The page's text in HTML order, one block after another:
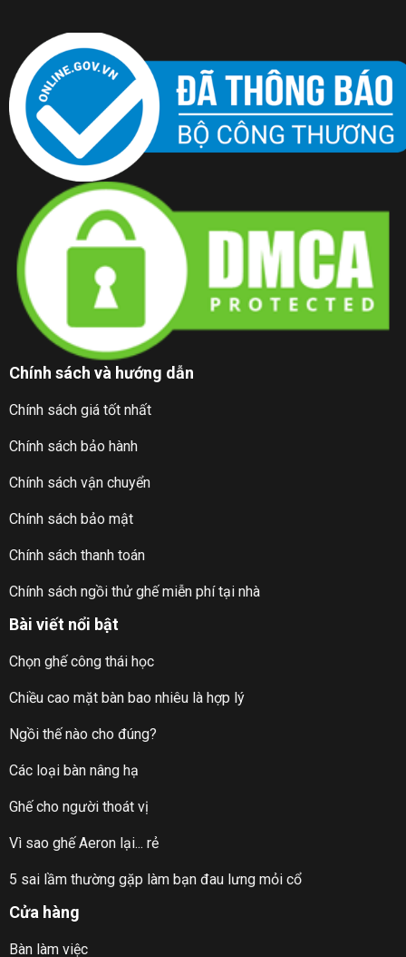
Chính sách và hướng dẫn
Chính sách giá tốt nhất
Chính sách bảo hành
Chính sách vận chuyển
Chính sách bảo mật
Chính sách thanh toán
Chính sách ngồi thử ghế miễn phí tại nhà
Bài viết nổi bật
Chọn ghế công thái học
Chiều cao mặt bàn bao nhiêu là hợp lý
Ngồi thế nào cho đúng?
Các loại bàn nâng hạ
Ghế cho người thoát vị
Vì sao ghế Aeron lại... rẻ
5 sai lầm thường gặp làm bạn đau lưng mỏi cổ
Cửa hàng
Bàn làm việc